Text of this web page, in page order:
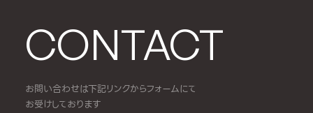
CONTACT
お問い合わせは下記リンクからフォームにて
お受けしております